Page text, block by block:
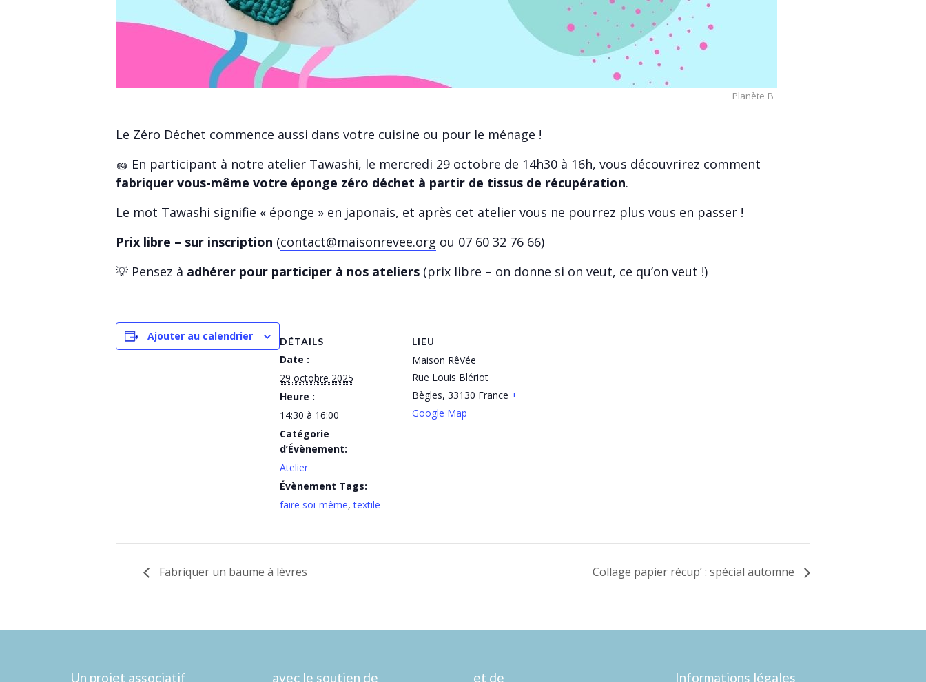
Planète B
Le Zéro Déchet commence aussi dans votre cuisine ou pour le ménage !
🧽 En participant à notre atelier Tawashi, le mercredi 29 octobre de 14h30 à 16h, vous découvrirez comment
fabriquer vous-même votre éponge zéro déchet à partir de tissus de récupération.
Le mot Tawashi signifie « éponge » en japonais, et après cet atelier vous ne pourrez plus vous en passer !
Prix libre – sur inscription (contact@maisonrevee.org ou 07 60 32 76 66)
💡 Pensez à adhérer pour participer à nos ateliers (prix libre – on donne si on veut, ce qu’on veut !)
Ajouter au calendrier DÉTAILS
Date :
29 octobre 2025
Heure :
14:30 à 16:00
Catégorie
d’Évènement:
Atelier
Évènement Tags:
faire soi-même,textile
LIEU
Maison RêVée
Rue Louis Blériot
Bègles, 33130 France +
Google Map
Fabriquer un baume à lèvres Collage papier récup’ : spécial automne
Un projet associatif avec le soutien de et de Informations légales